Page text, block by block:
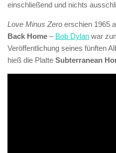
einschließend und nichts
Love Minus Zero erschien 1965
Back Home – Bob Dylan war
Veröffentlichung seines fünften
hieß die Platte Subterranean